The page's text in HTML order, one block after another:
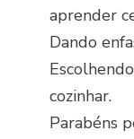
aprender
Dando
cozinhar.
Parabéns